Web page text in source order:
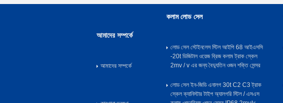
আমাদের সম্পর্কে
আমাদের সম্পর্কে
কলাম লোড সেল
লোড সেল স্টেইনলেস স্টিল আইপি 68 আইএসসি
-20t ডিজিটাল ওয়েজ ব্রিজ কলাম ট্রাক স্কেল
2mv / v এর জন্য বৈদ্যুতিন ওজন শক্তি সেন্সর
লোড সেল ইন-জিডি এনালগ 30t C2 C3 ট্রাক
স্কেল ক্যানিস্টার টাইপ অ্যালগরি স্টিল / এসএস